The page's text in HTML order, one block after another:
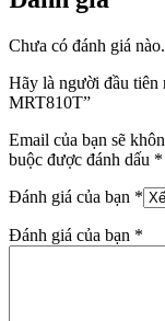
Chưa có đánh giá nào.
Hãy là người đầu tiên
MRT810T”
Email của bạn sẽ
buộc được đánh dấu *
Đánh giá của bạn *
Đánh giá của bạn *